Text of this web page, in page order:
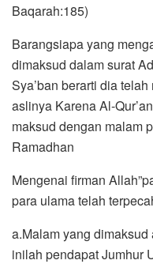
Baqarah:185)
Barangsiapa yang
dimaksud dalam surat
Sya’ban berarti dia
aslinya Karena Al-
maksud dengan malam
Ramadhan
Mengenai firman
para ulama telah
a.Malam yang
inilah pendapat Jumhur